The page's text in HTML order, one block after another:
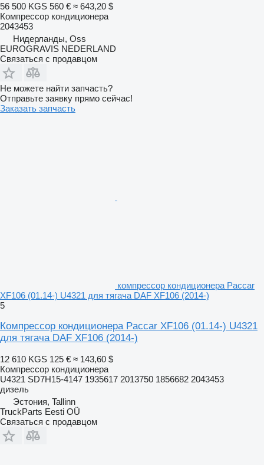
56 500 KGS 560 € ≈ 643,20 $
Компрессор кондиционера
2043453
Нидерланды, Oss
EUROGRAVIS NEDERLAND
Связаться с продавцом
Не можете найти запчасть?
Отправьте заявку прямо сейчас!
Заказать запчасть
компрессор кондиционера Paccar
XF106 (01.14-) U4321 для тягача DAF XF106 (2014-)
5
Компрессор кондиционера Paccar XF106 (01.14-) U4321
для тягача DAF XF106 (2014-)
12 610 KGS 125 € ≈ 143,60 $
Компрессор кондиционера
U4321 SD7H15-4147 1935617 2013750 1856682 2043453
дизель
Эстония, Tallinn
TruckParts Eesti OÜ
Связаться с продавцом